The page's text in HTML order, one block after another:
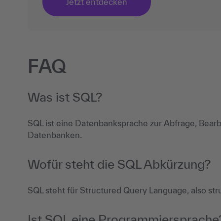
FAQ
Was ist SQL?
SQL ist eine Datenbanksprache zur Abfrage,
Datenbanken.
Wofür steht die SQL Abkürzung?
SQL steht für Structured Query Language, also